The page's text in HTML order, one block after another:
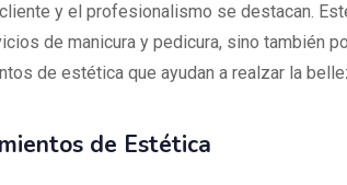
y el profesionalismo se destacan.
de manicura y pedicura, sino también
de estética que ayudan a realzar la
de Estética